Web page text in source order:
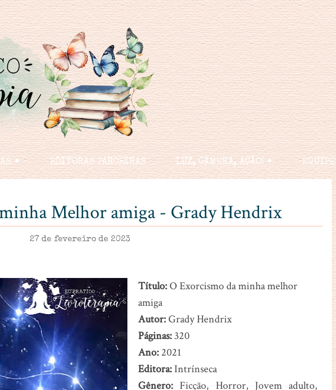
🠻 EDITORAS PARCEIRAS LUZ, CÂMERA, AÇÃO! 🠻 EQUIPE
Melhor amiga - Grady Hendrix
27 de fevereiro de 2023
Título:O Exorcismo da minha melhor
amiga
Autor:Grady Hendrix
Páginas:320
Ano: 2021
Editora:Intrínseca
Gênero:Ficção, Horror, Jovem adulto,